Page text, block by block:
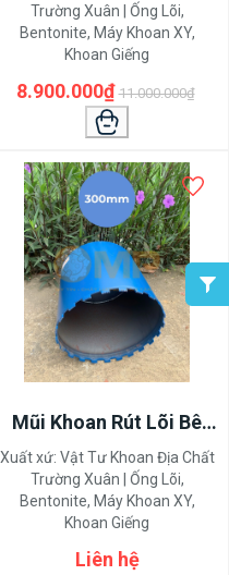
Trường Xuân | Ống Lõi,
Bentonite, Máy Khoan XY,
Khoan Giếng
8.900.000₫ 11.000.000₫
Mũi Khoan Rút Lõi Bê
Tông Đường Kính
300mm-350mm-400mm
Xuất xứ: Vật Tư Khoan Địa Chất
Trường Xuân | Ống Lõi,
Bentonite, Máy Khoan XY,
Khoan Giếng
Liên hệ